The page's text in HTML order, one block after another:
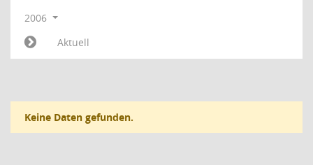
2006
Aktuell
Keine Daten gefunden.